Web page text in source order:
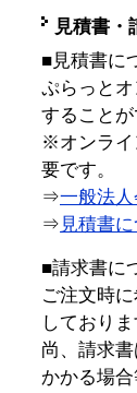
見積書・
■見積書に
ぷらっと
することが
※オンライ
要です。
⇒一般法
⇒ 見積書
■請求書に
ご注文時
しておりま
尚、請求
かかる場